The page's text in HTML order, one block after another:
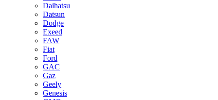
Daihatsu
Datsun
Dodge
Exeed
FAW
Fiat
Ford
GAC
Gaz
Geely
Genesis